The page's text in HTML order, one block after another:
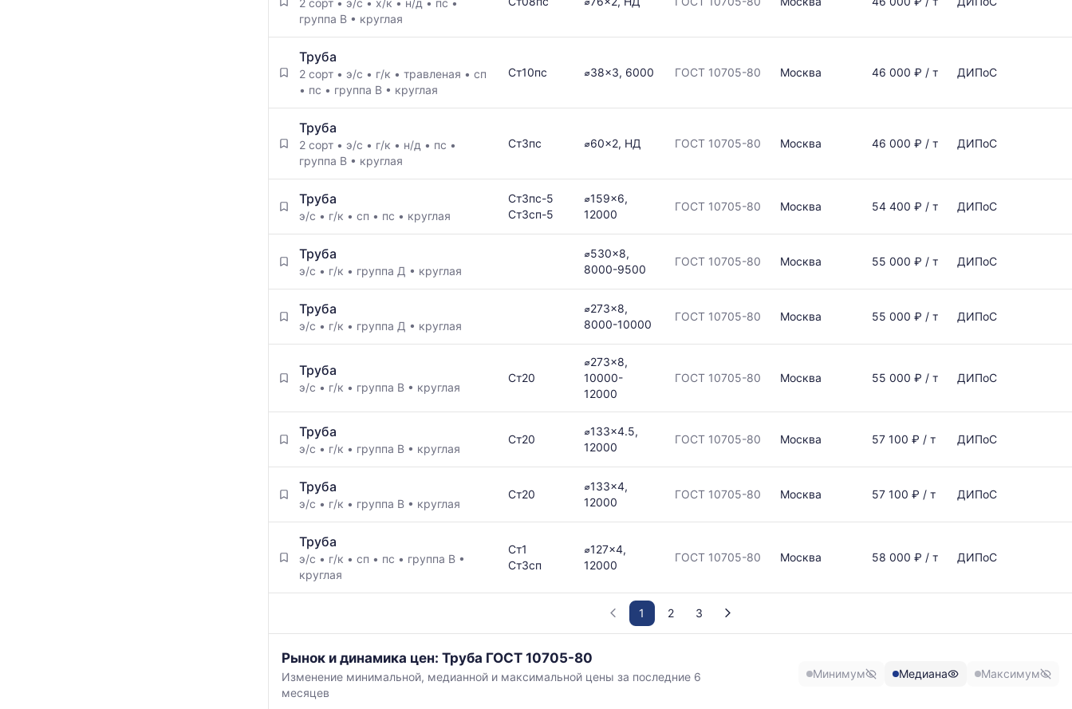
группа В • круглая
Труба
2 сорт • э/с • г/к • травленая • сп
• пс • группа В • круглая
Ст10пс ⌀38x3, 6000 ГОСТ 10705-80 Москва 46 000 ₽ / т ДИПоС
Труба
2 сорт • э/с • г/к • н/д • пс •
группа В • круглая
Ст3пс ⌀60x2, НД ГОСТ 10705-80 Москва 46 000 ₽ / т ДИПоС
Труба
э/с • г/к • сп • пс • круглая
Ст3пс-5
Ст3сп-5
⌀159x6,
12000
ГОСТ 10705-80 Москва 54 400 ₽ / т ДИПоС
Труба
э/с • г/к • группа Д • круглая
⌀530x8,
8000-9500
ГОСТ 10705-80 Москва 55 000 ₽ / т ДИПоС
Труба
э/с • г/к • группа Д • круглая
⌀273x8,
8000-10000
ГОСТ 10705-80 Москва 55 000 ₽ / т ДИПоС
Труба
э/с • г/к • группа В • круглая
Ст20
⌀273x8,
10000-
12000
ГОСТ 10705-80 Москва 55 000 ₽ / т ДИПоС
Труба
э/с • г/к • группа В • круглая
Ст20
⌀133x4.5,
12000
ГОСТ 10705-80 Москва 57 100 ₽ / т ДИПоС
Труба
э/с • г/к • группа В • круглая
Ст20
⌀133x4,
12000
ГОСТ 10705-80 Москва 57 100 ₽ / т ДИПоС
Труба
э/с • г/к • сп • пс • группа В •
круглая
Ст1
Ст3сп
⌀127x4,
12000
ГОСТ 10705-80 Москва 58 000 ₽ / т ДИПоС
1 2 3
График
отражает
изменение
минимальной,
Рынок и динамика цен: Труба ГОСТ 10705-80
Изменение минимальной, медианной и максимальной цены за последние 6
месяцев
Минимум Медиана Максимум